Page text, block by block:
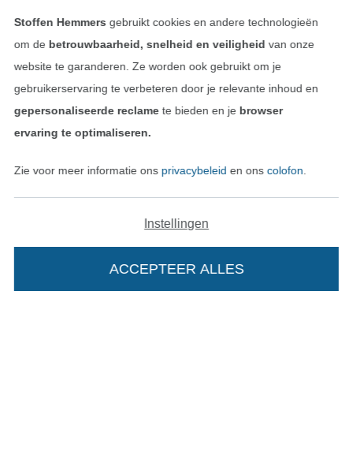
Vind meer inspiratie
Nederlands
Wissel naar deFrançais
Wissel naar de
Stoffen Hemmers gebruikt cookies en andere technologieën
om de betrouwbaarheid, snelheid en veiligheid van onze
website te garanderen. Ze worden ook gebruikt om je
gebruikerservaring te verbeteren door je relevante inhoud en
gepersonaliseerde reclamete bieden en je browser
ervaring te optimaliseren.
Zie voor meer informatie ons privacybeleid en ons colofon
Instellingen
ACCEPTEER ALLES